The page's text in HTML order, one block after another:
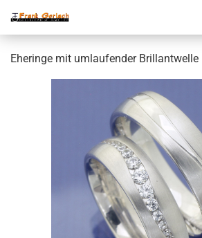
Eheringe mit umlaufender Brillantwelle